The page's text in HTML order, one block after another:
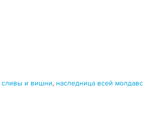
сливы и вишни, наследница всей